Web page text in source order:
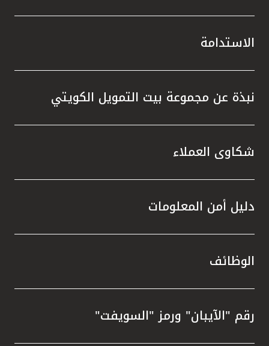
الاستدامة
نبذة عن مجموعة بيت التمويل الكويتي
شكاوى العملاء
دليل أمن المعلومات
الوظائف
رقم "الآيبان" ورمز "السويفت"